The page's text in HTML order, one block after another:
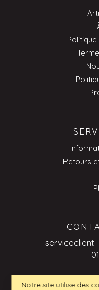
Retours
Notre site utilise des